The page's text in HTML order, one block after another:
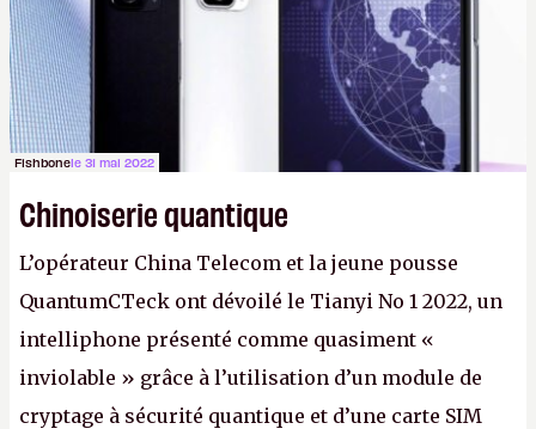
Fishbonele 31 mai 2022
Chinoiserie quantique
L’opérateur China Telecom et la jeune pousse
QuantumCTeck ont dévoilé le Tianyi No 1 2022, un
intelliphone présenté comme quasiment «
inviolable » grâce à l’utilisation d’un module de
cryptage à sécurité quantique et d’une carte SIM